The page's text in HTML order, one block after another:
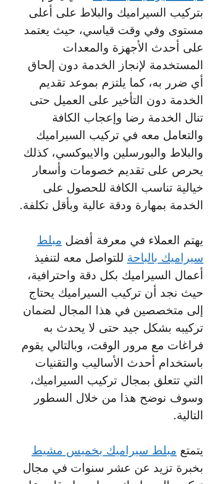
بتركيب السيراميك والبلاط على أعلى
مستوى وفي وقت قياسي، حيث يعتمد
على أحدث الأجهزة والمعدات
المستخدمة لإنجاز الخدمة دون إلحاق
أي ضرر به، كما يلتزم بموعد تقديم
الخدمة دون التأخير على العميل حتى
تنال الخدمة رضا وإعجاب الكافة
والتعامل معه في تركيب السيراميك
والبلاط والبورسلين والايبوكسي، كذلك
يحرص على تقديم خصومات وأسعار
خيالية تناسب الكافة للحصول على
الخدمة بمهارة ودقة عالية وبأقل تكلفة.
يهتم العملاء في معرفة أفضل مبلط
سيراميك بالباحة للتواصل معه لتنفيذ
أعمال السيراميك بكل دقة واحترافية،
حيث نجد أن تركيب السيراميك يحتاج
إلى متخصصين في هذا المجال لضمان
تركيبه بشكل جيد حتى لا يحدث به
فراغات مع مرور الوقت، وبالتالي يقوم
باستخدام أحدث الأساليب والتقنيات
التي تتعلق بمجال تركيب السيراميك،
وسوف نوضح هذا من خلال السطور
التالية.
يتمتع مبلط سيراميك بخميس مشيط
بخبرة تزيد عن عشر سنوات في مجال